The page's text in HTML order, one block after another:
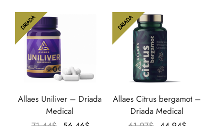
DRIADA
Allaes Uniliver – Driada
Medical
DRIADA
Allaes Citrus bergamot –
Driada Medical